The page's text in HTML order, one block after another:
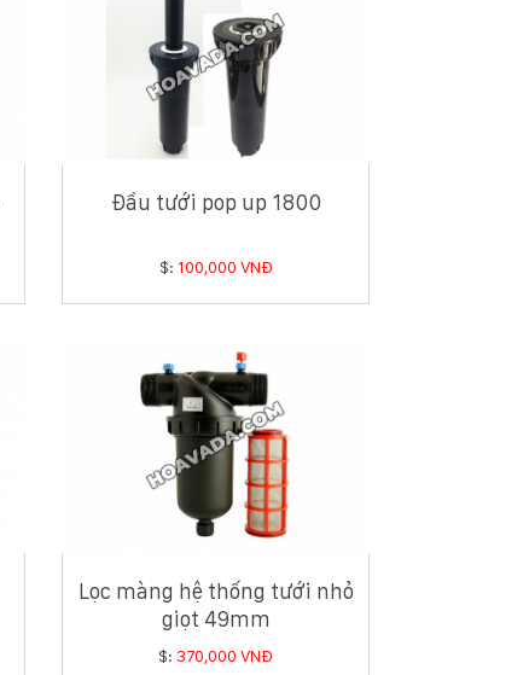
Đầu tưới pop up 1800
$: 100,000 VNĐ
Lọc màng hệ thống tưới nhỏ
giọt 49mm
$: 370,000 VNĐ